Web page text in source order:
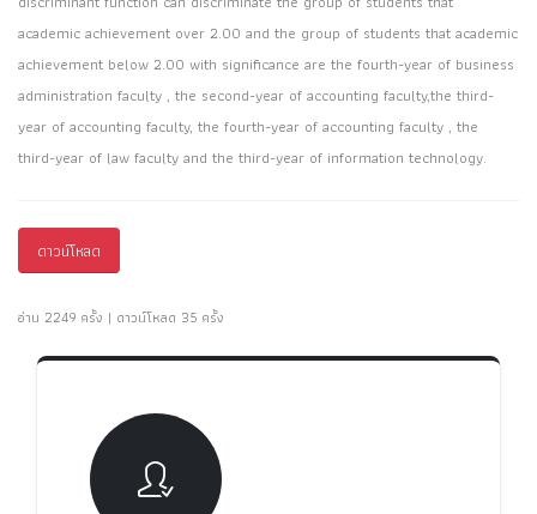
academic achievement over 2.00 and the group of students that academic
achievement below 2.00 with significance are the fourth-year of business
administration faculty , the second-year of accounting faculty,the third-
year of accounting faculty, the fourth-year of accounting faculty , the
third-year of law faculty and the third-year of information technology.
ดาวน์โหลด
อ่าน 2249 ครั้ง | ดาวน์โหลด 35 ครั้ง